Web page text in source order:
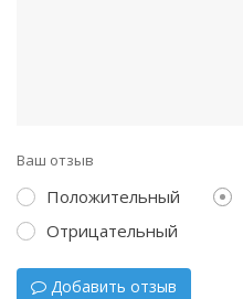
Ваш отзыв
Положительный
Отрицательный
Добавить отзыв